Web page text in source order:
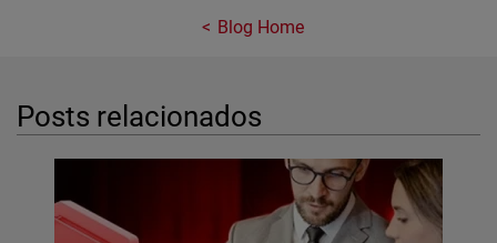
Blog Home
Posts relacionados